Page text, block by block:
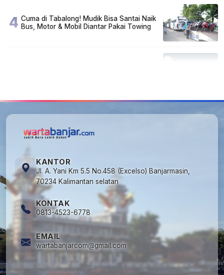
4 Cuma di Tabalong! Mudik Bisa Santai Naik
Bus, Motor & Mobil Diantar Pakai Towing
KANTOR
Jl. A. Yani Km 5.5 No.458 (Excelso) Banjarmasin,
70234 Kalimantan selatan
KONTAK
0813-4523-6778
EMAIL
wartabanjarcom@gmail.com